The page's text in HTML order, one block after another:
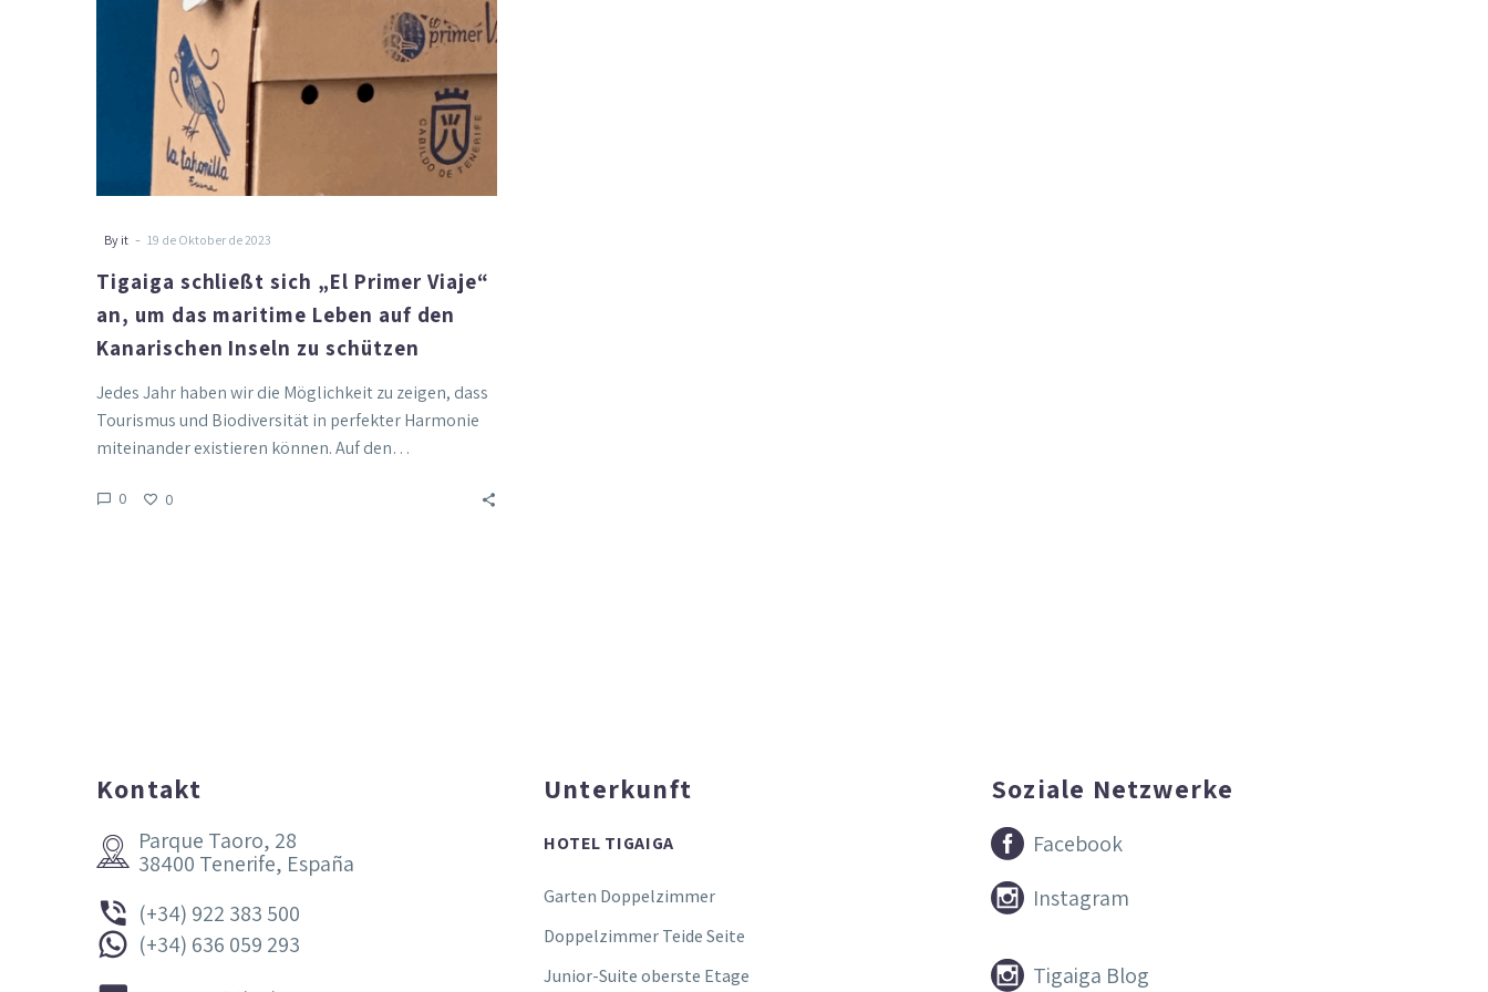
Leben
Inseln
By it - 19 de Oktober de 2023
Tigaiga schließt sich „El Primer Viaje“
an, um das maritime Leben auf den
Kanarischen Inseln zu schützen
Jedes Jahr haben wir die Möglichkeit zu zeigen, dass
Tourismus und Biodiversität in perfekter Harmonie
miteinander existieren können. Auf den…
0 0
Kontakt

 Parque Taoro, 28
38400 Tenerife, España

 (+34) 922 383 500

 (+34) 636 059 293
Unterkunft
HOTEL TIGAIGA
Garten Doppelzimmer
Doppelzimmer Teide Seite
Junior-Suite oberste Etage
Soziale Netzwerke

 Facebook

 Instagram

 Tigaiga Blog